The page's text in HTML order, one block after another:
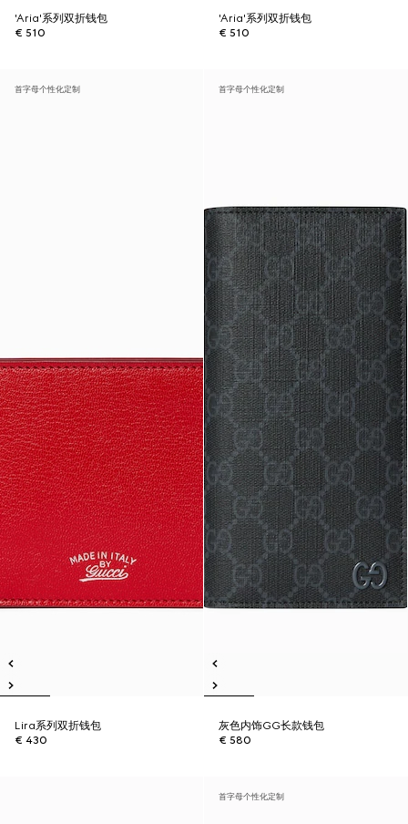
'Aria'系列双折钱包
€ 510
'Aria'系列双折钱包
€ 510
首字母个性化定制
Lira系列双折钱包
€ 430
首字母个性化定制
灰色内饰GG长款钱包
€ 580
首字母个性化定制